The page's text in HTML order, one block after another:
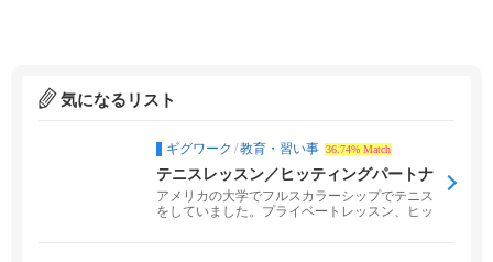
気になるリスト
ギグワーク /教育・習い事 36.74% Match
テニスレッスン／ヒッティングパートナ
ー
アメリカの大学でフルスカラーシップでテニス
をしていました。プライベートレッスン、ヒッ